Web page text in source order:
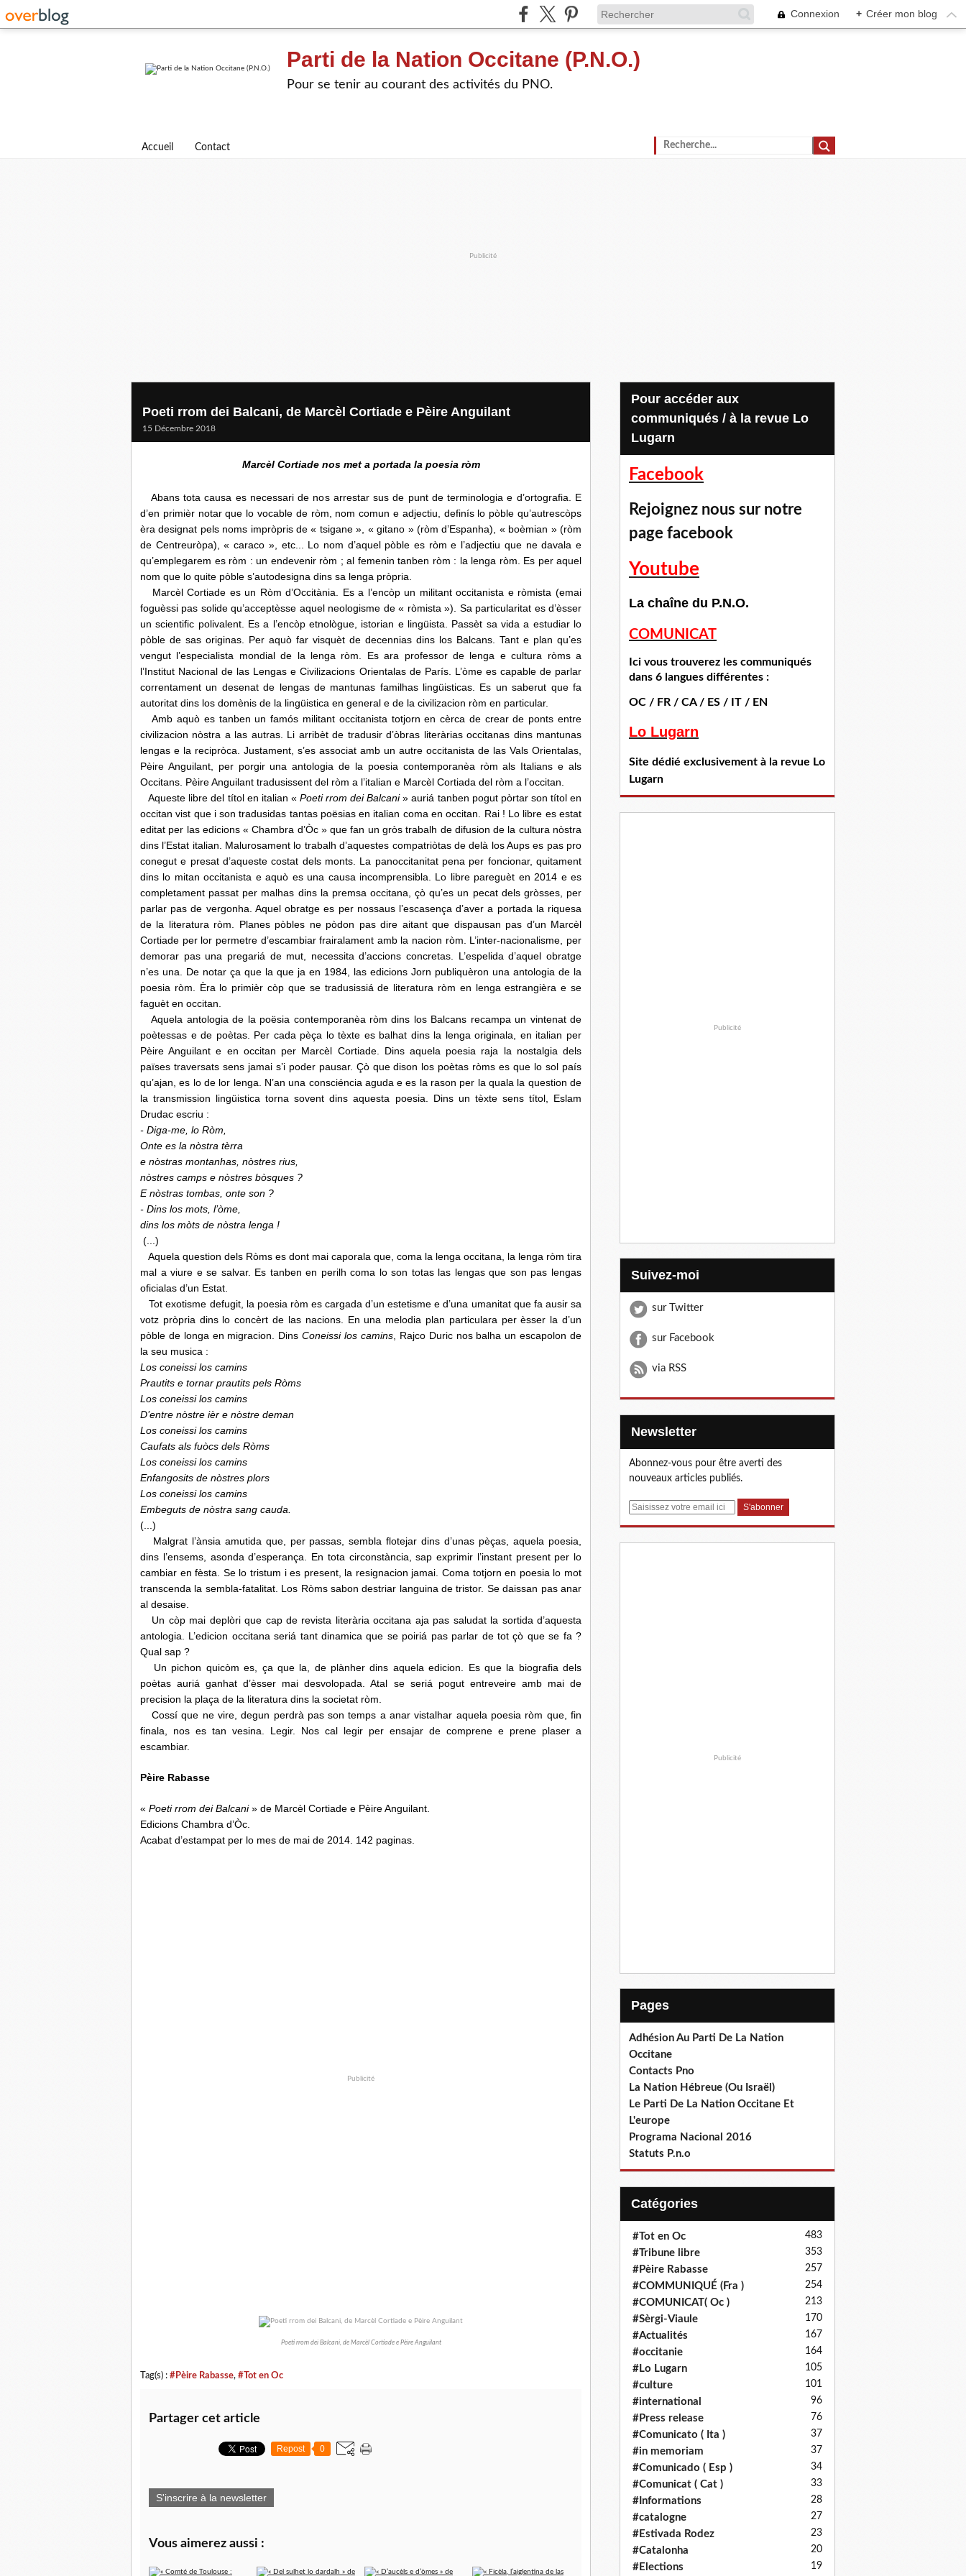
Connexion + Créer mon blog
Parti de la Nation Occitane (P.N.O.)
Pour se tenir au courant des activités du PNO.
Accueil Contact
Publicité
Poeti rrom dei Balcani, de Marcèl Cortiade e Pèire Anguilant
15 Décembre 2018
Marcèl Cortiade nos met a portada la poesia ròm
Abans tota causa es necessari de nos arrestar sus de punt de terminologia e d’ortografia. E
d’en primièr notar que lo vocable de ròm, nom comun e adjectiu, definís lo pòble qu’autrescòps
èra designat pels noms impròpris de « tsigane », « gitano » (ròm d’Espanha), « boèmian » (ròm
de Centreuròpa), « caraco », etc... Lo nom d’aquel pòble es ròm e l’adjectiu que ne davala e
qu’emplegarem es ròm : un endevenir ròm ; al femenin tanben ròm : la lenga ròm. Es per aquel
nom que lo quite pòble s’autodesigna dins sa lenga pròpria.
Marcèl Cortiade es un Ròm d’Occitània. Es a l’encòp un militant occitanista e ròmista (emai
foguèssi pas solide qu’acceptèsse aquel neologisme de « ròmista »). Sa particularitat es d’èsser
un scientific polivalent. Es a l’encòp etnològue, istorian e lingüista. Passèt sa vida a estudiar lo
pòble de sas originas. Per aquò far visquèt de decennias dins los Balcans. Tant e plan qu’es
vengut l’especialista mondial de la lenga ròm. Es ara professor de lenga e cultura ròms a
l’Institut Nacional de las Lengas e Civilizacions Orientalas de París. L’òme es capable de parlar
correntament un desenat de lengas de mantunas familhas lingüisticas. Es un saberut que fa
autoritat dins los domènis de la lingüistica en general e de la civilizacion ròm en particular.
Amb aquò es tanben un famós militant occitanista totjorn en cèrca de crear de ponts entre
civilizacion nòstra a las autras. Li arribèt de tradusir d’òbras literàrias occitanas dins mantunas
lengas e la recipròca. Justament, s’es associat amb un autre occitanista de las Vals Orientalas,
Pèire Anguilant, per porgir una antologia de la poesia contemporanèa ròm als Italians e als
Occitans. Pèire Anguilant tradusissent del ròm a l’italian e Marcèl Cortiada del ròm a l’occitan.
Aqueste libre del títol en italian « Poeti rrom dei Balcani» auriá tanben pogut pòrtar son títol en
occitan vist que i son tradusidas tantas poësias en italian coma en occitan. Rai ! Lo libre es estat
editat per las edicions « Chambra d’Òc » que fan un gròs trabalh de difusion de la cultura nòstra
dins l’Estat italian. Malurosament lo trabalh d’aquestes compatriòtas de delà los Aups es pas pro
conegut e presat d’aqueste costat dels monts. La panoccitanitat pena per foncionar, quitament
dins lo mitan occitanista e aquò es una causa incomprensibla. Lo libre pareguèt en 2014 e es
completament passat per malhas dins la premsa occitana, çò qu’es un pecat dels gròsses, per
parlar pas de vergonha. Aquel obratge es per nossaus l’escasença d’aver a portada la riquesa
de la literatura ròm. Planes pòbles ne pòdon pas dire aitant que dispausan pas d’un Marcèl
Cortiade per lor permetre d’escambiar frairalament amb la nacion ròm. L’inter-nacionalisme, per
demorar pas una pregariá de mut, necessita d’accions concretas. L’espelida d’aquel obratge
n’es una. De notar ça que la que ja en 1984, las edicions Jorn publiquèron una antologia de la
poesia ròm. Èra lo primièr còp que se tradusissiá de literatura ròm en lenga estrangièra e se
faguèt en occitan.
Aquela antologia de la poësia contemporanèa ròm dins los Balcans recampa un vintenat de
poètessas e de poètas. Per cada pèça lo tèxte es balhat dins la lenga originala, en italian per
Pèire Anguilant e en occitan per Marcèl Cortiade. Dins aquela poesia raja la nostalgia dels
païses traversats sens jamai s’i poder pausar. Çò que dison los poètas ròms es que lo sol país
qu’ajan, es lo de lor lenga. N’an una consciéncia aguda e es la rason per la quala la question de
la transmission lingüistica torna sovent dins aquesta poesia. Dins un tèxte sens títol, Eslam
Drudac escriu :
- Diga-me, lo Ròm,
Onte es la nòstra tèrra
e nòstras montanhas, nòstres rius,
nòstres camps e nòstres bòsques ?
E nòstras tombas, onte son ?
- Dins los mots, l’òme,
dins los mòts de nòstra lenga !
(...)
Aquela question dels Ròms es dont mai caporala que, coma la lenga occitana, la lenga ròm tira
mal a viure e se salvar. Es tanben en perilh coma lo son totas las lengas que son pas lengas
oficialas d’un Estat.
Tot exotisme defugit, la poesia ròm es cargada d’un estetisme e d’una umanitat que fa ausir sa
votz pròpria dins lo concèrt de las nacions. En una melodia plan particulara per èsser la d’un
pòble de longa en migracion. DinsConeissi los camins, Rajco Duric nos balha un escapolon de
la seu musica :
Los coneissi los camins
Prautits e tornar prautits pels Ròms
Los coneissi los camins
D’entre nòstre ièr e nòstre deman
Los coneissi los camins
Caufats als fuòcs dels Ròms
Los coneissi los camins
Enfangosits de nòstres plors
Los coneissi los camins
Embeguts de nòstra sang cauda.
(...)
Malgrat l’ànsia amutida que, per passas, sembla flotejar dins d’unas pèças, aquela poesia,
dins l’ensems, asonda d’esperança. En tota circonstància, sap exprimir l’instant present per lo
cambiar en fèsta. Se lo tristum i es present, la resignacion jamai. Coma totjorn en poesia lo mot
transcenda la sembla-fatalitat. Los Ròms sabon destriar languina de tristor. Se daissan pas anar
al desaise.
Un còp mai deplòri que cap de revista literària occitana aja pas saludat la sortida d’aquesta
antologia. L’edicion occitana seriá tant dinamica que se poiriá pas parlar de tot çò que se fa ?
Qual sap ?
Un pichon quicòm es, ça que la, de plànher dins aquela edicion. Es que la biografia dels
poètas auriá ganhat d’èsser mai desvolopada. Atal se seriá pogut entreveire amb mai de
precision la plaça de la literatura dins la societat ròm.
Cossí que ne vire, degun perdrà pas son temps a anar vistalhar aquela poesia ròm que, fin
finala, nos es tan vesina. Legir. Nos cal legir per ensajar de comprene e prene plaser a
escambiar.
Pèire Rabasse
« Poeti rrom dei Balcani» de Marcèl Cortiade e Pèire Anguilant.
Edicions Chambra d’Òc.
Acabat d’estampat per lo mes de mai de 2014. 142 paginas.
Publicité
Poeti rrom dei Balcani, de Marcèl Cortiade e Pèire Anguilant
Tag(s) : #Pèire Rabasse, #Tot en Oc
Partager cet article
Repost 0
S'inscrire à la newsletter
Vous aimerez aussi :
Pour accéder aux
communiqués / à la revue Lo
Lugarn
Facebook
Rejoignez nous sur notre
page facebook
Youtube
La chaîne du P.N.O.
COMUNICAT
Ici vous trouverez les communiqués
dans 6 langues différentes :
OC / FR / CA / ES / IT / EN
Lo Lugarn
Site dédié exclusivement à la revue Lo
Lugarn
Publicité
Suivez-moi
sur Twitter
sur Facebook
via RSS
Newsletter
Abonnez-vous pour être averti des
nouveaux articles publiés.
E
Publicité
Pages
Adhésion Au Parti De La Nation
Occitane
Contacts Pno
La Nation Hébreue (Ou Israël)
Le Parti De La Nation Occitane Et
L'europe
Programa Nacional 2016
Statuts P.n.o
Catégories
#Tot en Oc 483
#Tribune libre 353
#Pèire Rabasse 257
#COMMUNIQUÉ (Fra ) 254
#COMUNICAT( Oc ) 213
#Sèrgi-Viaule 170
#Actualités 167
#occitanie 164
#Lo Lugarn 105
#culture 101
#international 96
#Press release 76
#Comunicato ( Ita ) 37
#in memoriam 37
#Comunicado ( Esp ) 34
#Comunicat ( Cat ) 33
#Informations 28
#catalogne 27
#Estivada Rodez 23
#Catalonha 20
#Elections 19